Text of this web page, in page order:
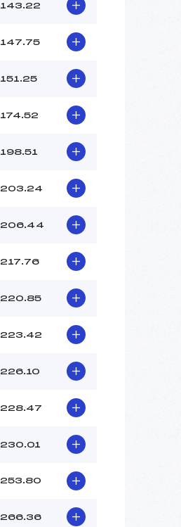
143.22
147.75
151.25
174.52
198.51
203.24
206.44
217.76
220.85
223.42
226.10
228.47
230.01
253.80
266.36